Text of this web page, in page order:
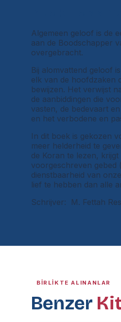
Algemeen geloof is de
aan de Boodschapper
overgebracht.
Bij alomvattend geloof
elk van de hoofdzaken
bewijzen. Het verwijst
de aanbiddingen die
vasten, de bedevaart
en het verbodene en
In dit boek is gekozen
meer helderheid te
de Koran te lezen,
voorgeschreven gebed
dienstbaarheid van
lief te hebben dan alle
Schrijver: M. Fettah
BIRLIKTE ALINANLAR
Benzer